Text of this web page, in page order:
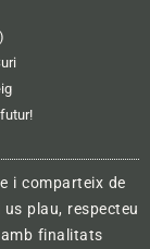
i comparteix de
plau, respecteu
finalitats